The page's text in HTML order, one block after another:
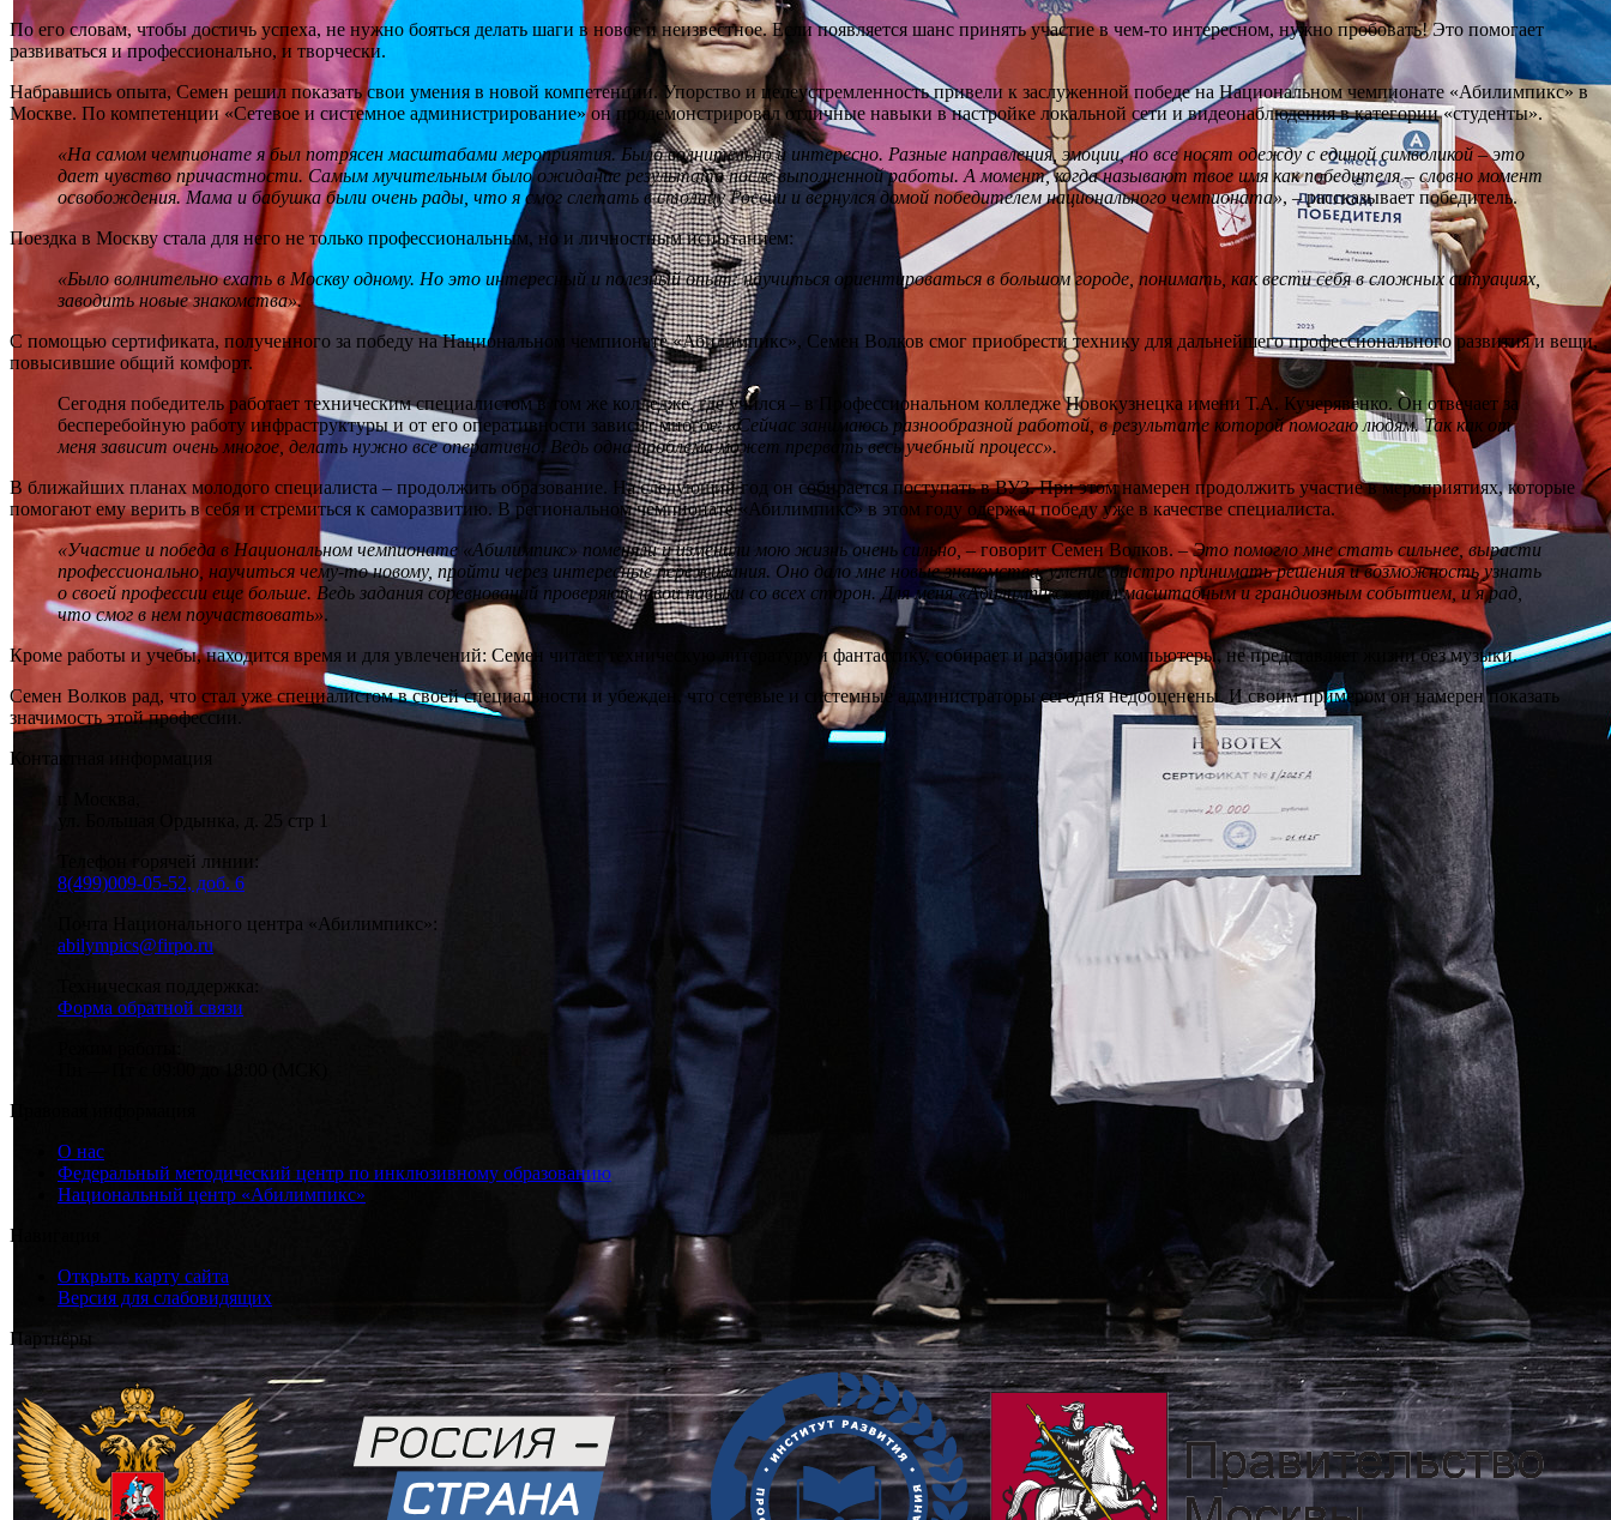
По его словам, чтобы достичь успеха, не нужно бояться делать шаги в новое и неизвестное. Если появляется шанс принять участие в чем-то интересном, нужно пробовать! Это помогает
развиваться и профессионально, и творчески.
Набравшись опыта, Семен решил показать свои умения в новой компетенции. Упорство и целеустремленность привели к заслуженной победе на Национальном чемпионате «Абилимпикс» в
Москве. По компетенции «Сетевое и системное администрирование» он продемонстрировал отличные навыки в настройке локальной сети и видеонаблюдения в категории «студенты».
«На самом чемпионате я был потрясен масштабами мероприятия. Было волнительно и интересно. Разные направления, эмоции, но все носят одежду с единой символикой – это
дает чувство причастности. Самым мучительным было ожидание результата после выполненной работы. А момент, когда называют твое имя как победителя – словно момент
освобождения. Мама и бабушка были очень рады, что я смог слетать в столицу России и вернулся домой победителем национального чемпионата», – рассказывает победитель.
Поездка в Москву стала для него не только профессиональным, но и личностным испытанием:
«Было волнительно ехать в Москву одному. Но это интересный и полезный опыт: научиться ориентироваться в большом городе, понимать, как вести себя в сложных ситуациях,
заводить новые знакомства».
С помощью сертификата, полученного за победу на Национальном чемпионате «Абилимпикс», Семен Волков смог приобрести технику для дальнейшего профессионального развития и вещи,
повысившие общий комфорт.
Сегодня победитель работает техническим специалистом в том же колледже, где учился – в Профессиональном колледже Новокузнецка имени Т.А. Кучерявенко. Он отвечает за
бесперебойную работу инфраструктуры и от его оперативности зависит многое:«Сейчас занимаюсь разнообразной работой, в результате которой помогаю людям. Так как от
меня зависит очень многое, делать нужно все оперативно. Ведь одна проблема может прервать весь учебный процесс».
В ближайших планах молодого специалиста – продолжить образование. На следующий год он собирается поступать в ВУЗ. При этом намерен продолжить участие в мероприятиях, которые
помогают ему верить в себя и стремиться к саморазвитию. В региональном чемпионате «Абилимпикс» в этом году одержал победу уже в качестве специалиста.
«Участие и победа в Национальном чемпионате «Абилимпикс» поменяли и изменили мою жизнь очень сильно, – говорит Семен Волков. –Это помогло мне стать сильнее, вырасти
профессионально, научиться чему-то новому, пройти через интересные переживания. Оно дало мне новые знакомства, умение быстро принимать решения и возможность узнать
о своей профессии еще больше. Ведь задания соревнований проверяют твои навыки со всех сторон. Для меня «Абилимпикс» стал масштабным и грандиозным событием, и я рад,
что смог в нем поучаствовать».
Кроме работы и учебы, находится время и для увлечений: Семен читает техническую литературу и фантастику, собирает и разбирает компьютеры, не представляет жизни без музыки.
Семен Волков рад, что стал уже специалистом в своей специальности и убежден, что сетевые и системные администраторы сегодня недооценены. И своим примером он намерен показать
значимость этой профессии.
Контактная информация
ул. Большая Ордынка, д. 25 стр 1
Телефон горячей линии:
8(499)009-05-52, доб. 6
Почта Национального центра «Абилимпикс»:
abilympics@firpo.ru
Техническая поддержка:
Форма обратной связи
Правовая информация
О нас
Федеральный методический центр по инклюзивному образованию
Национальный центр «Абилимпикс»
Навигация
Открыть карту сайта
Версия для слабовидящих
Партнёры